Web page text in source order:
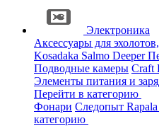
Электроника
Аксессуары для
Kosadaka Salmo Deeper
Подводные камеры Craft
Элементы питания и
Перейти в категорию
Фонари Следопыт Rapala
категорию